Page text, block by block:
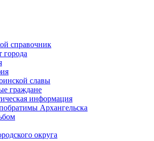
справочник
города
славы
граждане
информация
Архангельска
округа